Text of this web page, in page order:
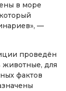
в море
—
проведён
животные, для
фактов